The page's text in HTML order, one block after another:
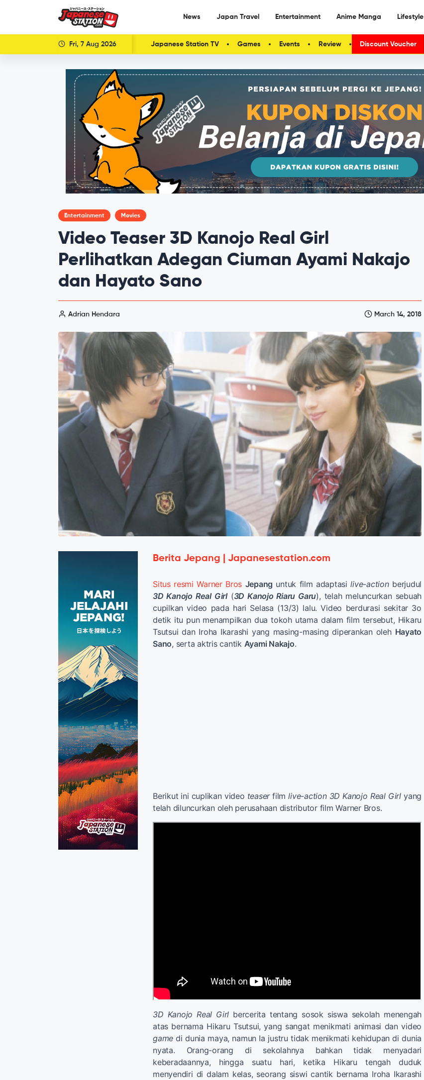
News Japan Travel Entertainment Anime Manga Lifestyle
Fri, 7 Aug 2026 Japanese Station TV Games Events Review Discount Voucher
Entertainment Movies
Video Teaser 3D Kanojo Real Girl
Perlihatkan Adegan Ciuman Ayami Nakajo
dan Hayato Sano
Adrian Hendara March 14, 2018
Berita Jepang | Japanesestation.com
Situs resmi Warner Bros Jepang untuk film adaptasilive-actionberjudul
3D Kanojo Real Girl(3D Kanojo Riaru Garu), telah meluncurkan sebuah
cupilkan video pada hari Selasa (13/3) lalu. Video berdurasi sekitar 3o
detik itu pun menampilkan dua tokoh utama dalam film tersebut, Hikaru
Tsutsui dan Iroha Ikarashi yang masing-masing diperankan oleh Hayato
Sano, serta aktris cantik Ayami Nakajo.
Berikut ini cuplikan video teaserfilmlive-action 3D Kanojo Real Girlyang
telah diluncurkan oleh perusahaan distributor film Warner Bros.
3D Kanojo Real Girl bercerita tentang sosok siswa sekolah menengah
atas bernama Hikaru Tsutsui, yang sangat menikmati animasi dan video
game di dunia maya, namun Ia justru tidak menikmati kehidupan di dunia
nyata. Orang-orang di sekolahnya bahkan tidak menyadari
keberadaannya, hingga suatu hari, ketika Hikaru tengah duduk
menyendiri di dalam kelas, seorang siswi cantik bernama Iroha Ikarashi